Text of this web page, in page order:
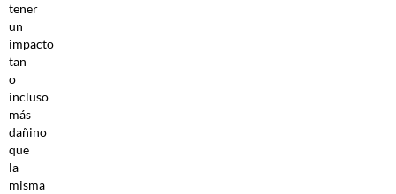
tener
un
impacto
tan
o
incluso
más
dañino
que
la
misma